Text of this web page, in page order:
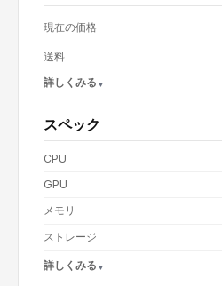
現在の価格
送料
詳しくみる
支払い額（値引き・送料込み）
スペック
CPU
GPU
メモリ
ストレージ
詳しくみる